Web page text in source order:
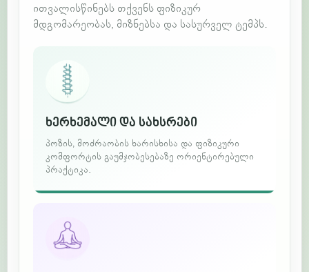
ითვალისწინებს თქვენს ფიზიკურ
მდგომარეობას, მიზნებსა და სასურველ ტემპს.
ხერხემალი და სახსრები
პოზის, მოძრაობის ხარისხისა და ფიზიკური
კომფორტის გაუმჯობესებაზე ორიენტირებული
პრაქტიკა.